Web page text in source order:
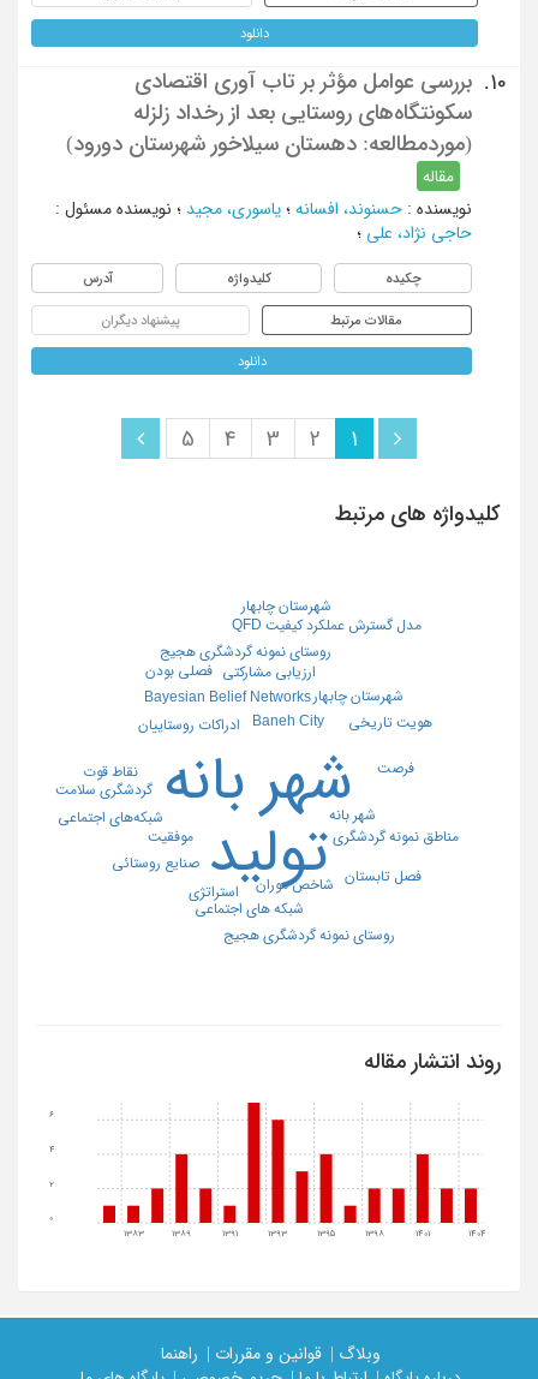
دانلود
10.
بررسی عوامل مؤثر بر تاب آوری اقتصادی
سکونتگاه‌های روستایی بعد از رخداد زلزله
(موردمطالعه: دهستان سیلاخور شهرستان دورود)
مقاله
نویسنده : حسنوند، افسانه ؛ یاسوری، مجید ؛ نویسنده مسئول :
حاجی نژاد، علی ؛
چکیده کلیدواژه آدرس
مقالات مرتبط پیشنهاد دیگران
دانلود
1
2
3
4
5
کلیدواژه های مرتبط
شهر بانه
تولید
Baneh City
Bayesian Belief Networks
ادراکات روستاییان
ارزيابي مشاركتي
روستای نمونه گردشگری هجیج
شاخص موران
شبکه های اجتماعی
شهرستان چابهار
مدل گسترش عملکرد کیفیت QFD
مناطق نمونه گردشگری موفقیت
هویت تاریخی
استراتژی
روستای نمونه گردشگری هجیج
شبکه‌های اجتماعی شهر بانه
شهرستان چابهار
صنایع روستائی
فرصت
فصل تابستان
فصلی بودن
گردشگری سلامت
نقاط قوت
روند انتشار مقاله
1383 1389 1391 1393 1395 1398 1401 1404
0
2
4
6
وبلاگ | قوانین و مقررات |
راهنما